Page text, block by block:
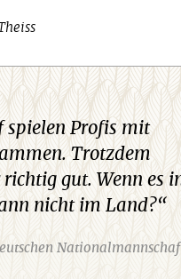
spielen Profis mit
Trotzdem
gut. Wenn es
nicht im Land?“